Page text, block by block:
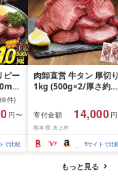
ピー
≪ス
以
量
月
るさ
手
件)
円〜
で比較
肉卸直営 牛タン 厚切
1kg (500g×2/厚さ約
牛肉 焼肉 冷凍 スライ
業務用 バーベキュー
BBQ おつまみ ギフト
祝い お中元 夏ギフト
寄付金額 14,000
熊本県 水上村
5サイトで比
もっと見る